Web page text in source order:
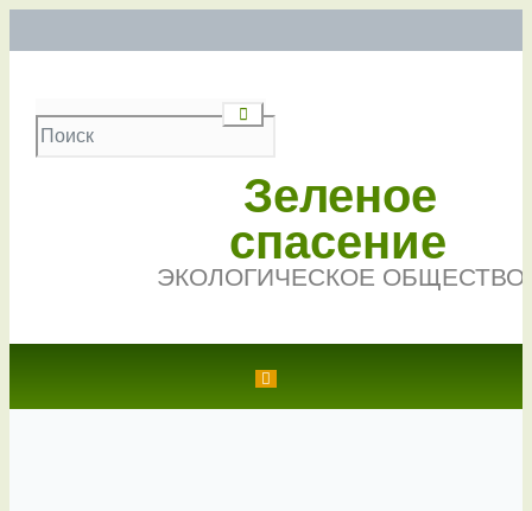
Зеленое
спасение
ЭКОЛОГИЧЕСКОЕ ОБЩЕСТВО